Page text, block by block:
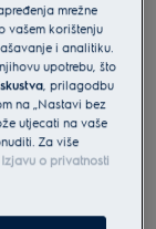
mrežne
vašem korištenju
i analitiku.
upotrebu, što
, prilagodbu
na „Nastavi bez
utjecati na vaše
Za više
Izjavu o privatnosti